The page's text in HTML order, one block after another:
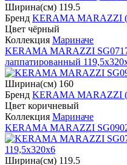
Ширина(см) 119.5
Бренд KERAMA MARAZZI
Цвет чёрный
Коллекция Мариначе
KERAMA MARAZZI
лаппатированный
Ширина(см) 160
Бренд KERAMA MARAZZI
Цвет коричневый
Коллекция Мариначе
KERAMA MARAZZI
Ширина(см) 119.5